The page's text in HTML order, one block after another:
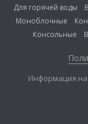
Для горячей воды
Моноблочные
Консольные
Информация на